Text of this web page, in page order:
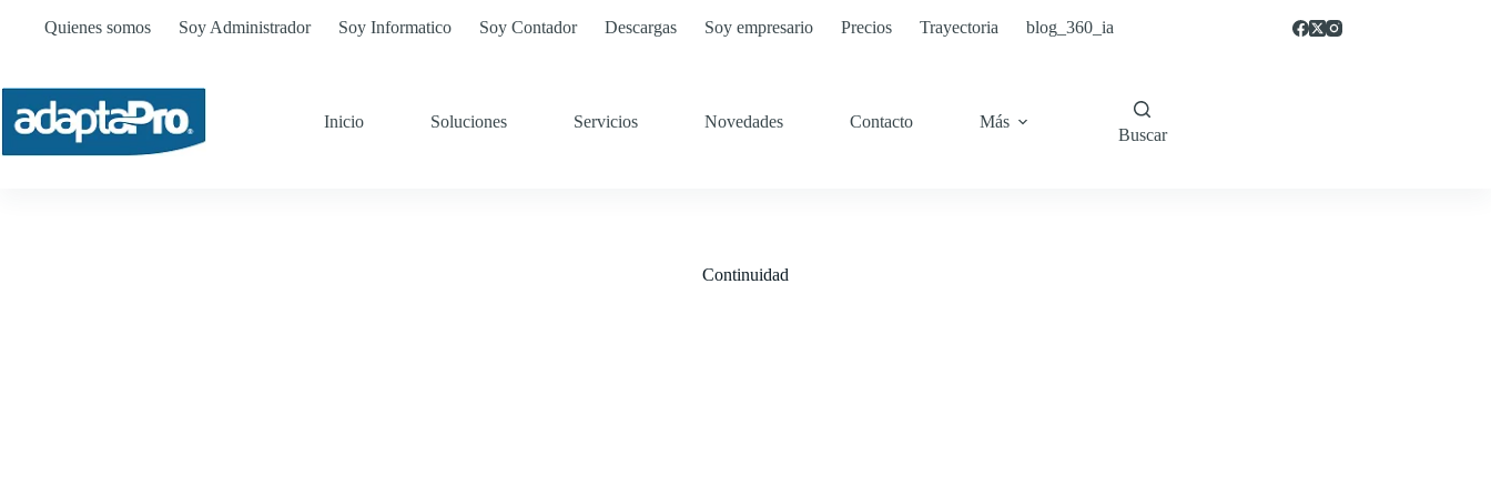
Quienes somos Soy Administrador Soy Informatico Soy Contador Descargas Soy empresario Precios Trayectoria blog_360_ia
Inicio Soluciones Servicios Novedades Contacto Más
Buscar
Continuidad